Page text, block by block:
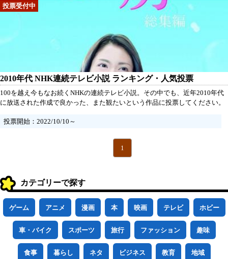
すすめポイントをシェアするのも楽しみの一つです。この非公式のファン活
動を通じて、2010年代のゲームの魅力を再発見し、思わぬ発見に出会えるか
もしれません。友人や仲間ともシェアして、熱い議論を巻き起こしましょ
う！時代を超えた名作たちが、あなたの一票を待っています。心に響く一作
を選び、素敵なゲームの思い出を一緒に振り返りましょう！あなたの投票
が、2010年代の名作ゲームの真の姿を明らかにするきっかけとなるかもしれ
ません。皆さんの参加をお待ちしています！
2010年代 NHK連続テレビ小説 ランキング・人気投票
100を越え今もなお続くNHKの連続テレビ小説。その中でも、近年2010年代
に放送された作成で良かった、また観たいという作品に投票してください。
さい。
投票開始：2022/10/10～
1
カテゴリーで探す
ゲーム アニメ 漫画 本 映画 テレビ ホビー
車・バイク スポーツ 旅行 ファッション 趣味
食事 暮らし ネタ ビジネス 教育 地域